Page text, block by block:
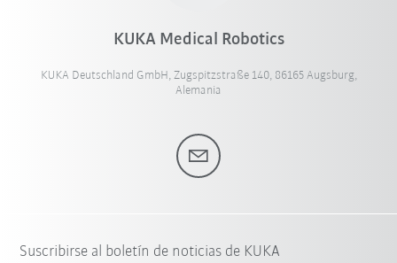
KUKA Medical Robotics
KUKA Deutschland GmbH, Zugspitzstraße 140, 86165 Augsburg,
Alemania
Suscribirse al boletín de noticias de KUKA